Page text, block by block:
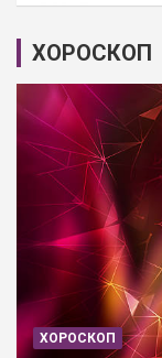
ХОРОСКОП
ХОРОСКОП